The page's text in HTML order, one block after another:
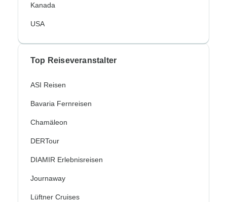
Kanada
USA
Top Reiseveranstalter
ASI Reisen
Bavaria Fernreisen
Chamäleon
DERTour
DIAMIR Erlebnisreisen
Journaway
Lüftner Cruises